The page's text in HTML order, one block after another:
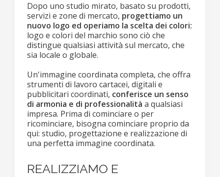
Dopo uno studio mirato, basato su prodotti,
servizi e zone di mercato, progettiamo un
nuovo logo ed operiamo la scelta dei colori:
logo e colori del marchio sono ciò che
distingue qualsiasi attività sul mercato, che
sia locale o globale.
Un'immagine coordinata completa, che offra
strumenti di lavoro cartacei, digitali e
pubblicitari coordinati, conferisce un senso
di armonia e di professionalità a qualsiasi
impresa. Prima di cominciare o per
ricominciare, bisogna cominciare proprio da
qui: studio, progettazione e realizzazione di
una perfetta immagine coordinata.
REALIZZIAMO E